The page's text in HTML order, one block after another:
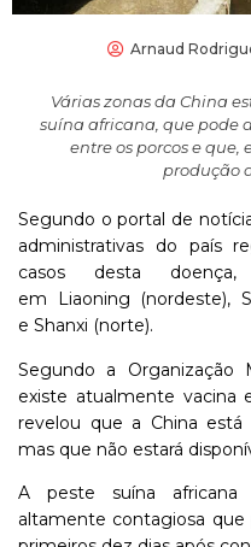
Arnaud
Várias zonas da China
suína africana, que pode
entre os porcos e que,
produção
Segundo o portal de
administrativas do país
casos desta
em Liaoning (nordeste),
e Shanxi (norte).
Segundo a Organização
existe atualmente vacina
revelou que a China está
mas que não estará
A peste suína africana
altamente contagiosa que